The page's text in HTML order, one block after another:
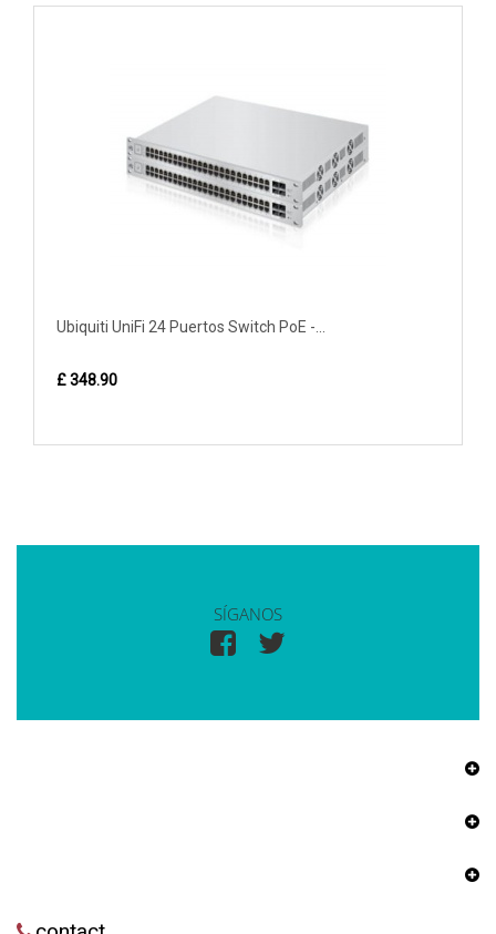
Ubiquiti UniFi 24 Puertos Switch PoE -...
£ 348.90
SÍGANOS